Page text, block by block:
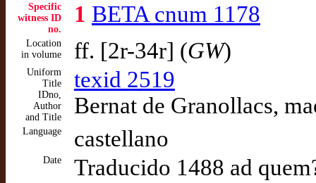
Specific
witness ID
no.
1 BETA cnum 1178
Location
in volume
ff. [2r-34r] (GW)
Uniform
Title
IDno,
Author
and Title
texid 2519
Bernat de Granollacs,
Language castellano
Date Traducido 1488 ad